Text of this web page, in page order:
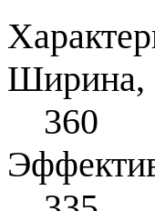
Ширина,
360